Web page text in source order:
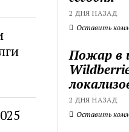
2 ДНЯ НАЗАД
Оставить
Пожар в
2 ДНЯ НАЗАД
Оставить